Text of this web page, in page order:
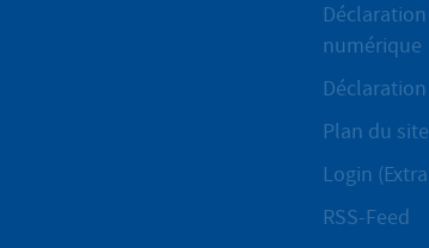
numérique
Plan du site
Login
RSS-Feed